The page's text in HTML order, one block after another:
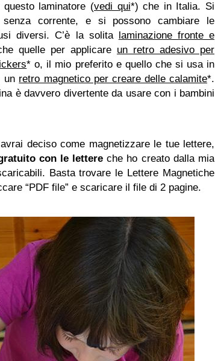
laminatore (vedi qui*) che in Italia. Si
corrente, e si possono cambiare le
diversi. C’è la solita laminazione fronte e
quelle per applicare un retro adesivo per
* o, il mio preferito e quello che si usa in
un retro magnetico per creare delle calamite*.
è davvero divertente da usare con i bambini
deciso come magnetizzare le tue lettere,
con le lettere che ho creato dalla mia
Basta trovare le Lettere Magnetiche
“PDF file” e scaricare il file di 2 pagine.